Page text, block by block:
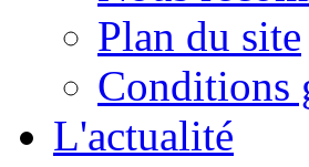
Plan du site
Conditions
L'actualité